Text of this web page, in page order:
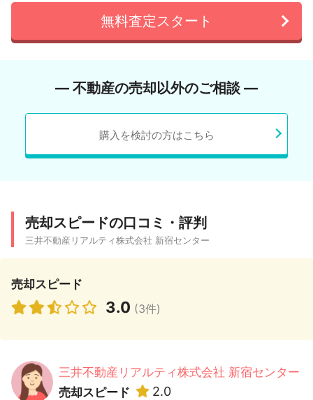
無料査定スタート
― 不動産の売却以外のご相談 ―
購入を検討の方はこちら
売却スピードの口コミ・評判
三井不動産リアルティ株式会社 新宿センター
売却スピード
3.0 (3件)
三井不動産リアルティ株式会社 新宿センター
売却スピード
2.0